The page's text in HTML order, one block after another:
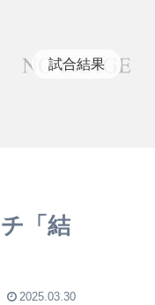
試合結果
「結
2025.03.30